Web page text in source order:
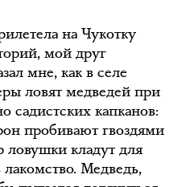
на Чукотку
мой друг
мне, как в селе
ловят медведей при
капканов:
пробивают гвоздями
ловушки кладут для
Медведь,